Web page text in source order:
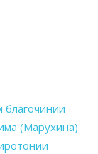
(Марухина)